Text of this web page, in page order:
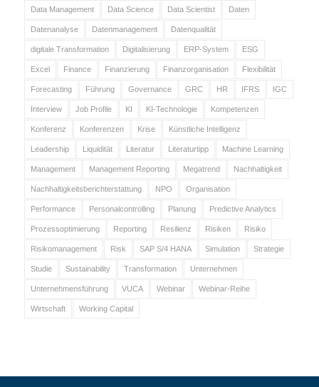
Data Management Data Science Data Scientist Daten
Datenanalyse Datenmanagement Datenqualität
digitale Transformation Digitalisierung ERP-System ESG
Excel Finance Finanzierung Finanzorganisation Flexibilität
Forecasting Führung Governance GRC HR IFRS IGC
Interview Job Profile KI KI-Technologie Kompetenzen
Konferenz Konferenzen Krise Künstliche Intelligenz
Leadership Liquidität Literatur Literaturtipp Machine Learning
Management Management Reporting Megatrend Nachhaltigkeit
Nachhaltigkeitsberichterstattung NPO Organisation
Performance Personalcontrolling Planung Predictive Analytics
Prozessoptimierung Reporting Resilienz Risiken Risiko
Risikomanagement Risk SAP S/4 HANA Simulation Strategie
Studie Sustainability Transformation Unternehmen
Unternehmensführung VUCA Webinar Webinar-Reihe
Wirtschaft Working Capital